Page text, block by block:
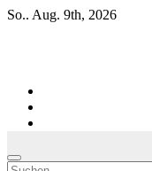
Zum
So.. Aug. 9th, 2026